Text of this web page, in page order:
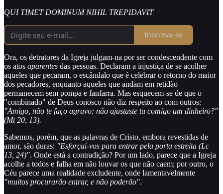
QUI TIMET DOMINUM NIHIL TREPIDAVIT
Inscreva-se
Ora, os detratores da Igreja julgam-na por ser condescendente com
os atos aparentes das pessoas. Declaram a injustiça de se acolher
aqueles que pecaram, o escândalo que é celebrar o retorno do maior
dos pecadores, enquanto aqueles que andam em retidão
permanecem sem pompa e fanfarra. Mas esquecem-se de que o
"combinado" de Deus conosco não diz respeito ao com outros:
"Amigo, não te faço agravo; não ajustaste tu comigo um dinheiro?"
(Mt 20, 13).
Sabemos, porém, que as palavras de Cristo, embora revestidas de
amor, são duras: "Esforçai-vos para entrar pela porta estreita (Lc
13, 24)". Onde está a contradição? Por um lado, parece que a Igreja
acolhe a todos e falha em não louvar os que não caem; por outro, o
Céu parece uma realidade excludente, onde lamentavelmente
"muitos procurarão entrar, e não poderão".